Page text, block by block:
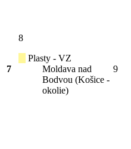
7
8
Plasty - VZ
Moldava nad
Bodvou (Košice -
okolie)
9